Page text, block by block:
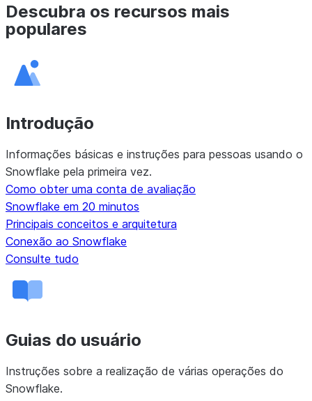
Descubra os recursos mais
populares
Introdução
Informações básicas e instruções para pessoas usando o
Snowflake pela primeira vez.
Como obter uma conta de avaliação
Snowflake em 20 minutos
Principais conceitos e arquitetura
Conexão ao Snowflake
Consulte tudo
Guias do usuário
Instruções sobre a realização de várias operações do
Snowflake.